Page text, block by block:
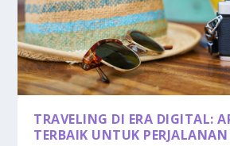
TRAVELING DI ERA DIGITAL:
TERBAIK UNTUK